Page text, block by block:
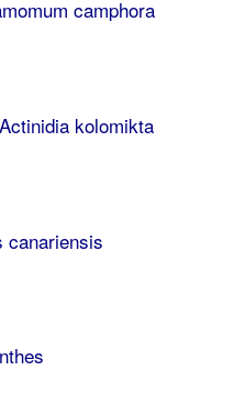
camphora
kolomikta
canariensis